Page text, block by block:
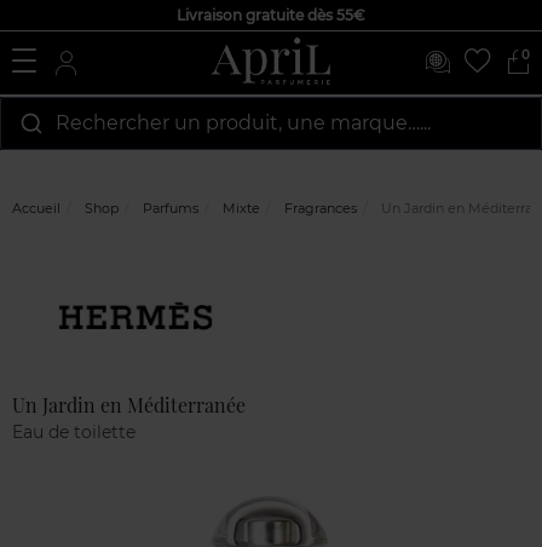
Livraison gratuite dès 55€
0
Rechercher un produit, une marque…...
Accueil Shop Parfums Mixte Fragrances Un Jardin en
Un Jardin en Méditerranée
Eau de toilette